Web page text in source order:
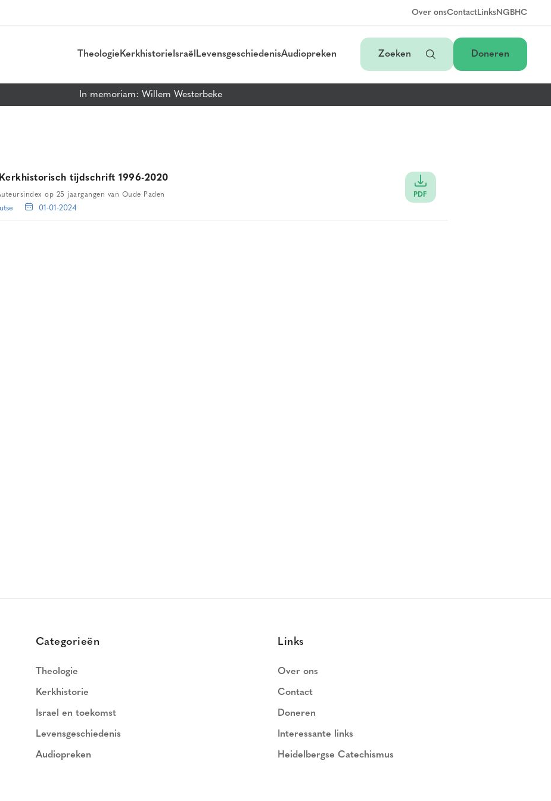
Over onsContactLinksNGBHC
Theologie Kerkhistorie Israël LevensgeschiedenisAudiopreken Zoeken Doneren
In memoriam: Willem Westerbeke
tijdschrift 1996-2020
op 25 jaargangen van Oude Paden
01-01-2024
PDF
Categorieën
Theologie
Kerkhistorie
Israel en toekomst
Levensgeschiedenis
Audiopreken
Links
Over ons
Contact
Doneren
Interessante links
Heidelbergse Catechismus